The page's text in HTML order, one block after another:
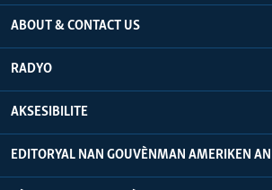
ABOUT & CONTACT US
RADYO
AKSESIBILITE
EDITORYAL NAN GOUVÈNMAN AMERIKEN AN